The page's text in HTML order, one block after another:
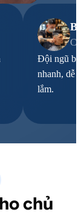
Đội ngũ
nhanh, dễ
lắm.
chủ